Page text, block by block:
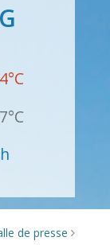
°C
°C
de presse >